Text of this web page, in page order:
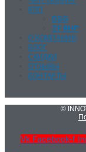
КПП
DSG
ZF 8HP
О КОМПАНИИ
БЛОГ
СКИДКИ
ОТЗЫВЫ
КОНТАКТЫ
©
Vk Facebook-f